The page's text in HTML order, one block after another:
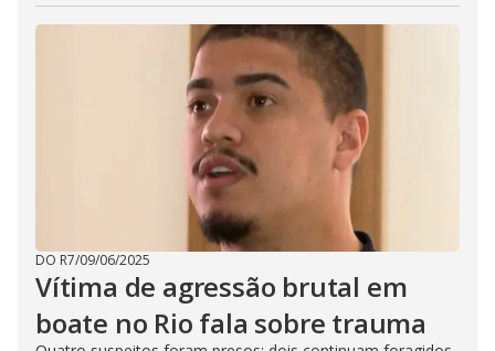
DO R7/09/06/2025
Vítima de agressão brutal em
boate no Rio fala sobre trauma